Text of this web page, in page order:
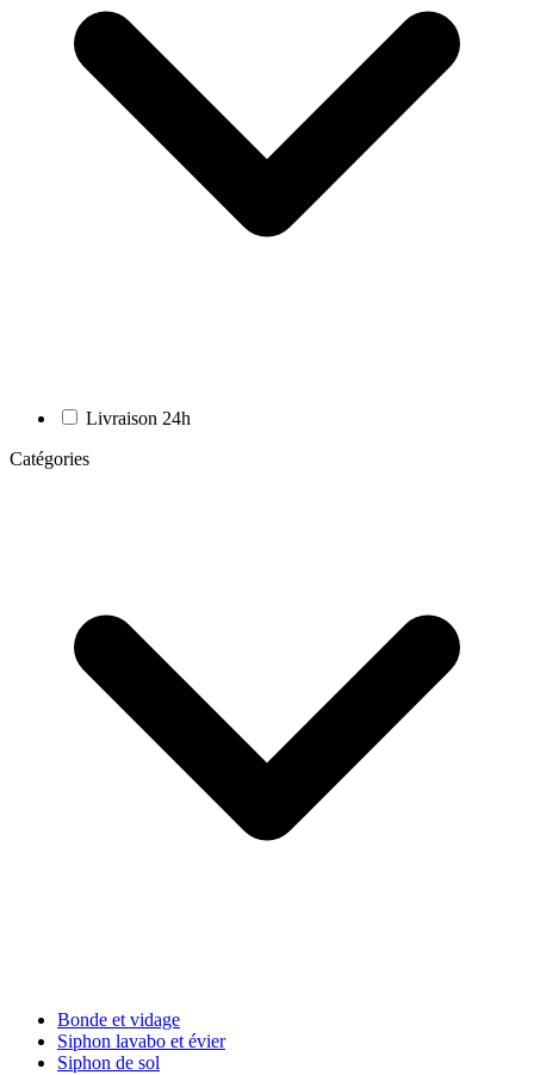
Livraison 24h
Catégories
Bonde et vidage
Siphon lavabo et évier
Siphon de sol